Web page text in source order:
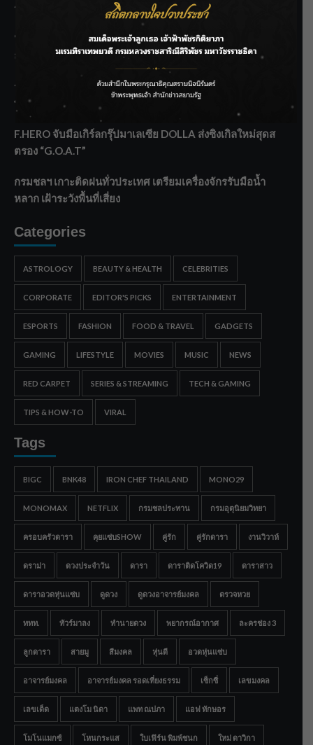
ระบายน้ำศรีสองรักฯ
‘แมน การิน’ แชร์ความเชื่อชวนคิด! “อยากกินอะไรหลังจาก
ลาโลกนี้ ให้ใส่บาตรสิ่งนั้นไว้ตอนยังมีชีวิต”
ราชเลขานุการในพระองค์ฯ ติดตามโครงการหุบกะพง–ห้วย
ทรายใต้ เสริมความมั่นคงน้ำเพชรบุรี
F.HERO จับมือเกิร์ลกรุ๊ปมาเลเซีย DOLLA ส่งซิงเกิลใหม่สุดส
ตรอง “G.O.A.T”
กรมชลฯ เกาะติดฝนทั่วประเทศ เตรียมเครื่องจักรรับมือน้ำ
หลาก เฝ้าระวังพื้นที่เสี่ยง
Categories
ASTROLOGY BEAUTY & HEALTH CELEBRITIES
CORPORATE EDITOR'S PICKS ENTERTAINMENT
ESPORTS FASHION FOOD & TRAVEL GADGETS
GAMING LIFESTYLE MOVIES MUSIC NEWS
RED CARPET SERIES & STREAMING TECH & GAMING
TIPS & HOW-TO VIRAL
Tags
BIGC BNK48 IRON CHEF THAILAND MONO29
MONOMAX NETFLIX กรมชลประทาน กรมอุตุนิยมวิทยา
ครอบครัวดารา คุยแซ่บSHOW คู่รัก คู่รักดารา งานวิวาห์
ดราม่า ดวงประจำวัน ดารา ดาราติดโควิด19 ดาราสาว
ดาราอวดหุ่นแซ่บ ดูดวง ดูดวงอาจารย์มงคล ตรวจหวย
ททท. ทัวร์มาลง ทำนายดวง พยากรณ์อากาศ ละครช่อง 3
ลูกดารา สายมู สีมงคล หุ่นดี อวดหุ่นแซ่บ
อาจารย์มงคล อาจารย์มงคล รอดเที่ยงธรรม เซ็กซี่ เลขมงคล
เลขเด็ด แตงโม นิดา แพท ณปภา แอฟ ทักษอร
โมโนแมกซ์ โหนกระแส ใบเฟิร์น พิมพ์ชนก ใหม่ ดาวิกา